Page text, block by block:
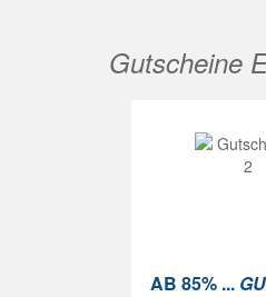
Gutscheine
AB 85% ...